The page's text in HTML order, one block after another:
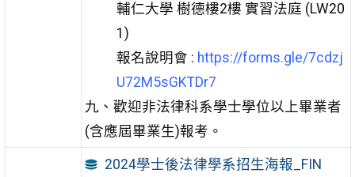
輔仁大學 樹德樓2樓 實習法庭 (LW20
1)
報名說明會 : https://forms.gle/7cdzj
U72M5sGKTDr7
九、歡迎非法律科系學士學位以上畢業者
(含應屆畢業生)報考。
2024學士後法律學系招生海報_FIN